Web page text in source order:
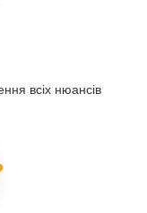
всіх нюансів